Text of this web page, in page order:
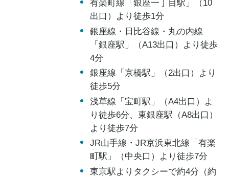
有楽町線「銀座一丁目駅」（10
出口）より徒歩1分
銀座線・日比谷線・丸の内線
「銀座駅」（A13出口）より徒歩
4分
銀座線「京橋駅」（2出口）より
徒歩5分
浅草線「宝町駅」（A4出口）よ
り徒歩6分、東銀座駅（A8出口）
より徒歩7分
JR山手線・JR京浜東北線「有楽
町駅」（中央口）より徒歩7分
東京駅よりタクシーで約4分（約